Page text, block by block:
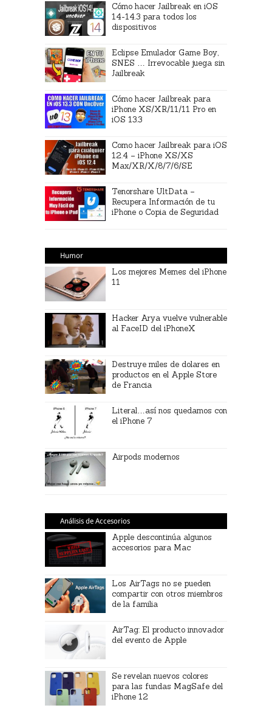
Cómo hacer Jailbreak en iOS
14-14.3 para todos los
dispositivos
Eclipse Emulador Game Boy,
SNES … Irrevocable juega sin
Jailbreak
Cómo hacer Jailbreak para
iPhone XS/XR/11/11 Pro en
iOS 13.3
Como hacer Jailbreak para iOS
12.4 – iPhone XS/XS
Max/XR/X/8/7/6/SE
Tenorshare UltData –
Recupera Información de tu
iPhone o Copia de Seguridad
Humor
Los mejores Memes del iPhone
11
Hacker Arya vuelve vulnerable
al FaceID del iPhoneX
Destruye miles de dolares en
productos en el Apple Store
de Francia
Literal…así nos quedamos con
el iPhone 7
Airpods modernos
Análisis de Accesorios
Apple descontinúa algunos
accesorios para Mac
Los AirTags no se pueden
compartir con otros miembros
de la familia
AirTag: El producto innovador
del evento de Apple
Se revelan nuevos colores
para las fundas MagSafe del
iPhone 12